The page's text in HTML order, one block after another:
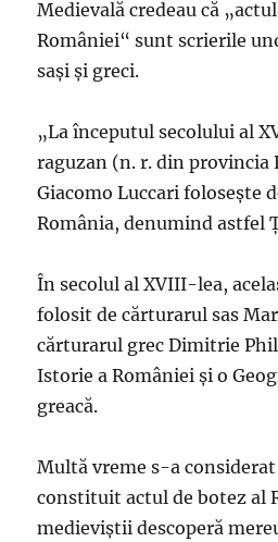
Medievală credeau că
României“ sunt scrierile
saşi şi greci.
„La începutul secolului al
raguzan (n. r. din provincia
Giacomo Luccari foloseşte
România, denumind astfel
În secolul al XVIII-lea,
folosit de cărturarul sas
cărturarul grec Dimitrie
Istorie a României şi o
greacă.
Multă vreme s-a considerat
constituit actul de botez al
medieviştii descoperă